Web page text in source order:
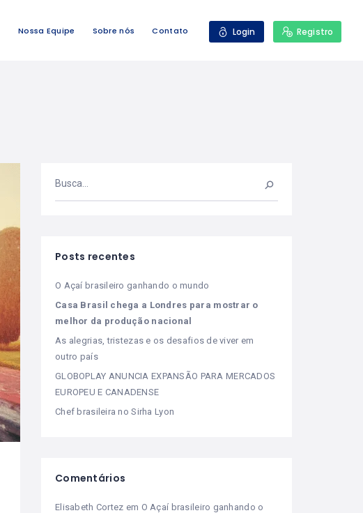
Nossa Equipe Sobre nós Contato Login Registro
Posts recentes
O Açaí brasileiro ganhando o mundo
Casa Brasil chega a Londres para mostrar o
melhor da produção nacional
As alegrias, tristezas e os desafios de viver em
outro país
GLOBOPLAY ANUNCIA EXPANSÃO PARA MERCADOS
EUROPEU E CANADENSE
Chef brasileira no Sirha Lyon
Comentários
Elisabeth Cortez em O Açaí brasileiro ganhando o